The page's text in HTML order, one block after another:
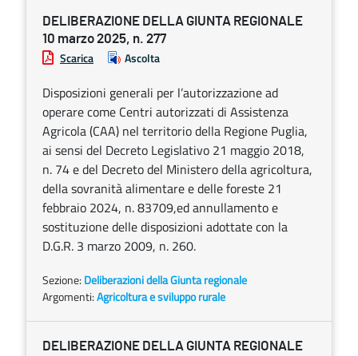
DELIBERAZIONE DELLA GIUNTA REGIONALE
10 marzo 2025, n. 277
Scarica Ascolta
Disposizioni generali per l’autorizzazione ad
operare come Centri autorizzati di Assistenza
Agricola (CAA) nel territorio della Regione Puglia,
ai sensi del Decreto Legislativo 21 maggio 2018,
n. 74 e del Decreto del Ministero della agricoltura,
della sovranità alimentare e delle foreste 21
febbraio 2024, n. 83709,ed annullamento e
sostituzione delle disposizioni adottate con la
D.G.R. 3 marzo 2009, n. 260.
Sezione: Deliberazioni della Giunta regionale
Argomenti:Agricoltura e sviluppo rurale
DELIBERAZIONE DELLA GIUNTA REGIONALE